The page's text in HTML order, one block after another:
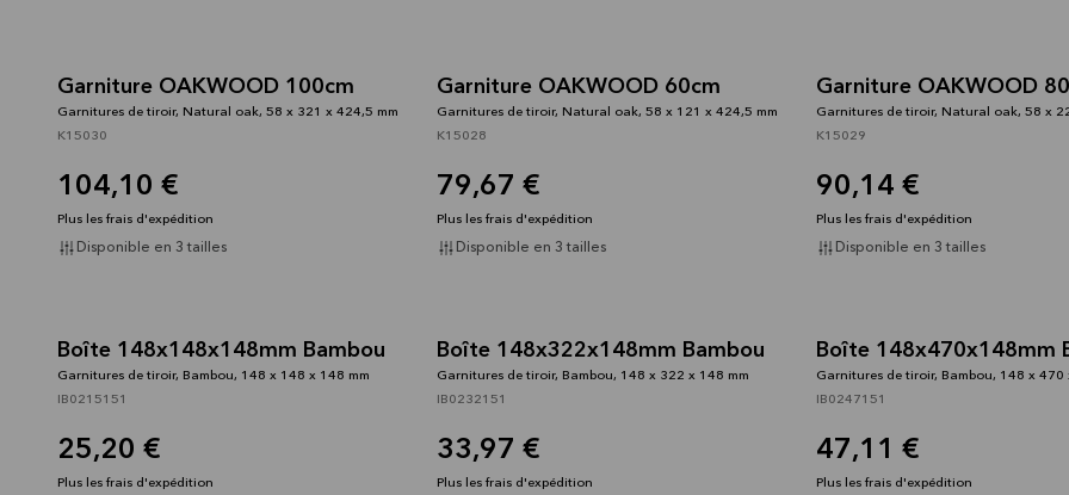
Garniture OAKWOOD 100cm
Garnitures de tiroir, Natural oak, 58 x 321 x 424,5 mm
K15030
104,10 €
Plus les frais d'expédition
Disponible en 3 tailles
Garniture OAKWOOD 60cm
Garnitures de tiroir, Natural oak, 58 x 121 x 424,5 mm
K15028
79,67 €
Plus les frais d'expédition
Disponible en 3 tailles
Garniture OAKWOOD
Garnitures de tiroir, Natural oak, 58 x
K15029
90,14 €
Plus les frais d'expédition
Disponible en 3 tailles
Boîte 148x148x148mm Bambou
Garnitures de tiroir, Bambou, 148 x 148 x 148 mm
IB0215151
25,20 €
Plus les frais d'expédition
Boîte 148x322x148mm Bambou
Garnitures de tiroir, Bambou, 148 x 322 x 148 mm
IB0232151
33,97 €
Plus les frais d'expédition
Boîte 148x470x148mm
Garnitures de tiroir, Bambou, 148 x 470
IB0247151
47,11 €
Plus les frais d'expédition